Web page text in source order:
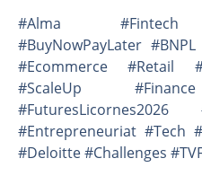
#Alma #Fintech
#BuyNowPayLater
#Ecommerce #Retail
#ScaleUp
#FuturesLicornes2026
#Entrepreneuriat #Tech
#Deloitte #Challenges